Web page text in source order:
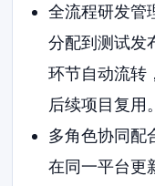
全流程研发管
分配到测试发
环节自动流转
后续项目复用。
多角色协同配
在同一平台更